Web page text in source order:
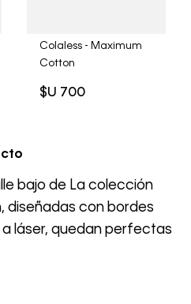
Colaless - Maximum
Cotton
$U 700
bajo de La colección
diseñadas con bordes
láser, quedan perfectas